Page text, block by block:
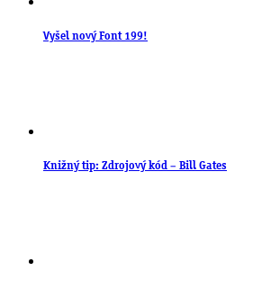
Vyšel nový Font 199!
Knižný tip: Zdrojový kód – Bill Gates